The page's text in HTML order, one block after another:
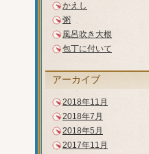
かえし
粥
風呂吹き大根
包丁に付いて
アーカイブ
2018年11月
2018年7月
2018年5月
2017年11月